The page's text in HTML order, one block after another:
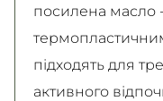
посилена масло
підходять для
активного